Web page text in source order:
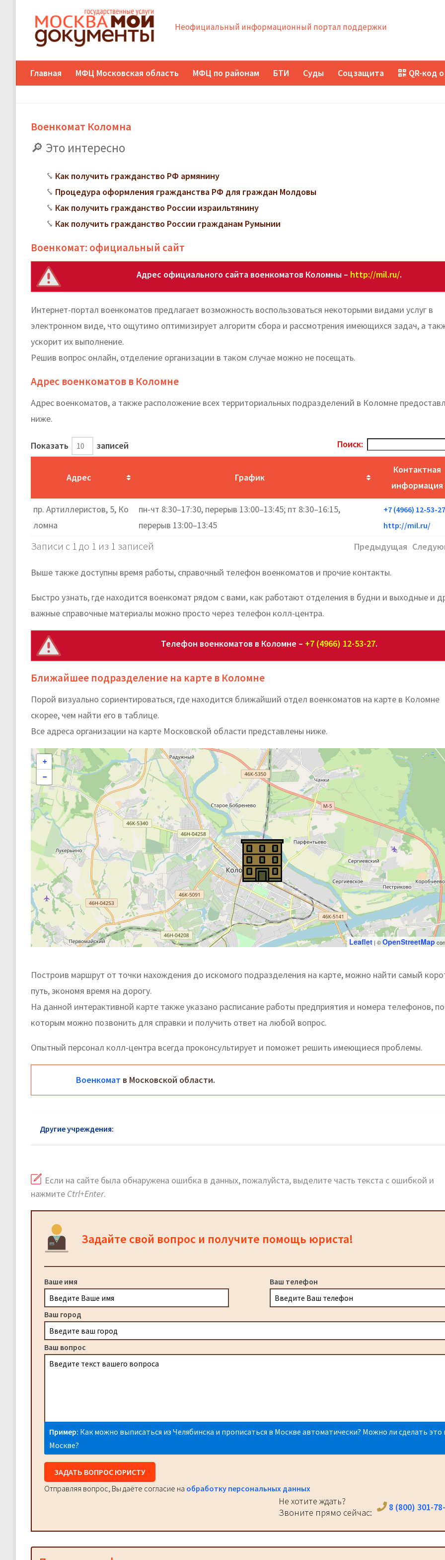
Неофициальный информационный портал поддержки
Главная МФЦ Московская область МФЦ по районам БТИ Суды Соцзащита QR-код
Военкомат Коломна
Это интересно
Как получить гражданство РФ армянину
Процедура оформления гражданства РФ для граждан Молдовы
Как получить гражданство России израильтянину
Как получить гражданство России гражданам Румынии
Военкомат: официальный сайт
Адрес официального сайта военкоматов Коломны – http://mil.ru/.
Интернет-портал военкоматов предлагает возможность воспользоваться некоторыми видами услуг в
электронном виде, что ощутимо оптимизирует алгоритм сбора и рассмотрения имеющихся задач, а
ускорит их выполнение.
Решив вопрос онлайн, отделение организации в таком случае можно не посещать.
Адрес военкоматов в Коломне
Адрес военкоматов, а также расположение всех территориальных подразделений в Коломне
ниже.
Показать записей Поиск:
Адрес График
Контактная
информация
пр. Артиллеристов, 5, Ко
ломна
пн-чт 8:30–17:30, перерыв 13:00–13:45; пт 8:30–16:15,
перерыв 13:00–13:45
+7 (4966) 12-53-27
http://mil.ru/
Записи с 1 до 1 из 1 записей Предыдущая
Выше также доступны время работы, справочный телефон военкоматов и прочие контакты.
Быстро узнать, где находится военкомат рядом с вами, как работают отделения в будни и выходные и
важные справочные материалы можно просто через телефон колл-центра.
Телефон военкоматов в Коломне – +7 (4966) 12-53-27.
Ближайшее подразделение на карте в Коломне
Порой визуально сориентироваться, где находится ближайший отдел военкоматов на карте в Коломне
скорее, чем найти его в таблице.
Все адреса организации на карте Московской области представлены ниже.
+
−
Leaflet | ©OpenStreetMap
Построив маршрут от точки нахождения до искомого подразделения на карте, можно найти самый
путь, экономя время на дорогу.
На данной интерактивной карте также указано расписание работы предприятия и номера телефонов, по
которым можно позвонить для справки и получить ответ на любой вопрос.
Опытный персонал колл-центра всегда проконсультирует и поможет решить имеющиеся проблемы.
Военкомат в Московской области.
Другие учреждения:
Если на сайте была обнаружена ошибка в данных, пожалуйста, выделите часть текста с ошибкой и
нажмите Ctrl+Enter.
Задайте свой вопрос и получите помощь юриста!
Ваше имя Ваш телефон
Ваш город
Ваш вопрос
Пример: Как можно выписаться из Челябинска и прописаться в Москве автоматически? Можно ли сделать это
Москве?
ЗАДАТЬ ВОПРОС ЮРИСТУ
Отправляя вопрос, Вы даёте согласие на обработку персональных данных
Не хотите ждать?
Звоните прямо сейчас:
8 (800) 301-